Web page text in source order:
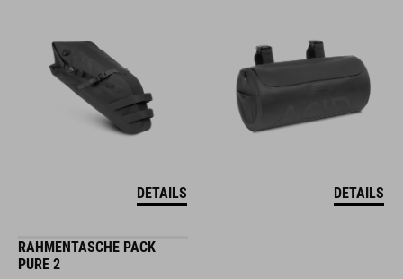
DETAILS DETAILS
RAHMENTASCHE PACK
PURE 2